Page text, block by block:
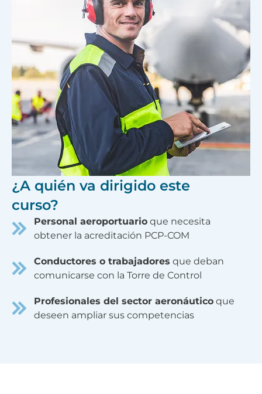
¿A quién va dirigido este
curso?
Personal aeroportuarioque necesita
obtener la acreditación PCP-COM
Conductores o trabajadores que deban
comunicarse con la Torre de Control
Profesionales del sector aeronáuticoque
deseen ampliar sus competencias